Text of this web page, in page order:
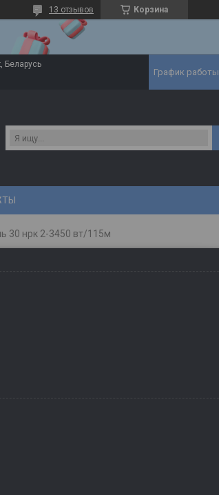
Корзина
13 отзывов
Беларусь
График работы
30 нрк 2-3450 вт/115м